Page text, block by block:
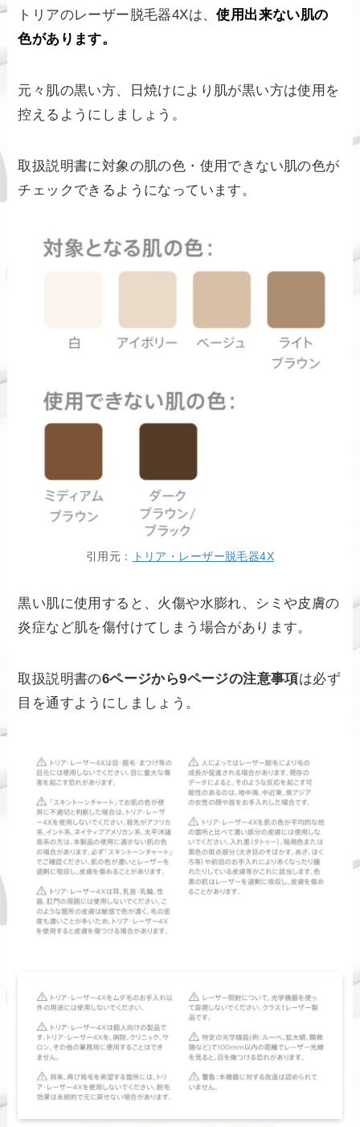
トリアのレーザー脱毛器4Xは、使用出来ない肌の
色があります。
元々肌の黒い方、日焼けにより肌が黒い方は使用を
控えるようにしましょう。
取扱説明書に対象の肌の色・使用できない肌の色が
チェックできるようになっています。
引用元： トリア・レーザー脱毛器4X
黒い肌に使用すると、火傷や水膨れ、シミや皮膚の
炎症など肌を傷付けてしまう場合があります。
取扱説明書の6ページから9ページの注意事項は必ず
目を通すようにしましょう。